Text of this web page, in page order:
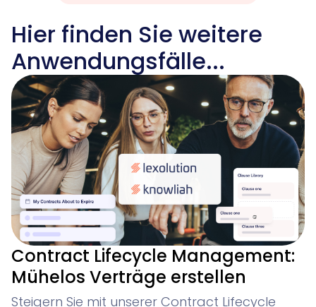
Hier finden Sie weitere
Anwendungsfälle...
Contract Lifecycle Management:
Mühelos Verträge erstellen
Steigern Sie mit unserer Contract Lifecycle